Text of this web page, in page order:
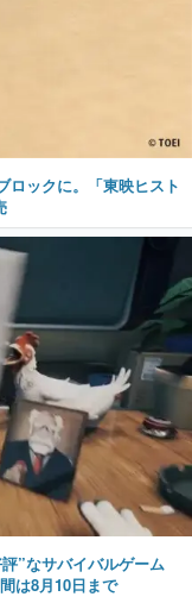
ロックに。「東映ヒスト
”なサバイバルゲーム
は8月10日まで